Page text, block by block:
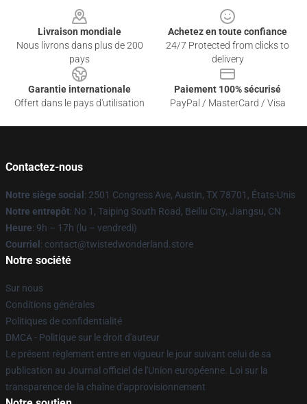
Livraison mondiale
Nous livrons dans plus de 200
pays
Achetez en toute confiance
24/7 Protected from clicks to
delivery
Garantie internationale
Offert dans le pays d'utilisation
Paiement 100% sécurisé
PayPal / MasterCard / Visa
Contactez-nous
Notre siège social : 2501 Congress Ave, Austin, TX 78701, États-Unis
Notre entrepôt: No 1, Taiping South Road, Beiliu City, Jiangsu, CN
Heure: 9h – 17h (lu – vendredi)
Courriel : contact@twistedwonderland.store
Notre société
Sur nous
Conditions générales
Politiques de confidentialité
DMCA - Politique sur le droit d'auteur
Le présent règlement entre en vigueur le jour suivant celui de sa
publication au Journal officiel de l'Union européenne. Loi sur la
transparence de la chaîne d'approvisionnement